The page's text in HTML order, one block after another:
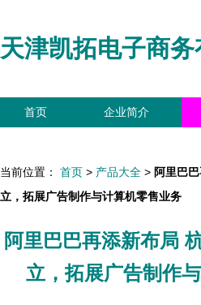
天津凯拓电子商务
首页 企业简介
当前位置： 首页 > 产品大全 > 阿里巴
立，拓展广告制作与计算机零售业务
阿里巴巴再添新布局
立，拓展广告制作